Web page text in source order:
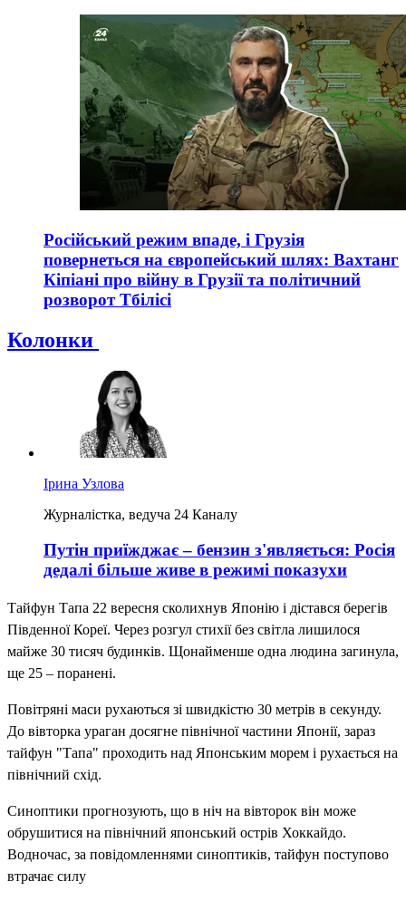
Російський режим впаде, і Грузія
повернеться на європейський шлях: Вахтанг
Кіпіані про війну в Грузії та політичний
розворот Тбілісі
Колонки
Ірина Узлова
Журналістка, ведуча 24 Каналу
Путін приїжджає – бензин з'являється: Росія
дедалі більше живе в режимі показухи
Тайфун Тапа 22 вересня сколихнув Японію і дістався берегів
Південної Кореї. Через розгул стихії без світла лишилося
майже 30 тисяч будинків. Щонайменше одна людина загинула,
ще 25 – поранені.
Повітряні маси рухаються зі швидкістю 30 метрів в секунду.
До вівторка ураган досягне північної частини Японії, зараз
тайфун "Тапа" проходить над Японським морем і рухається на
північний схід.
Синоптики прогнозують, що в ніч на вівторок він може
обрушитися на північний японський острів Хоккайдо.
Водночас, за повідомленнями синоптиків, тайфун поступово
втрачає силу